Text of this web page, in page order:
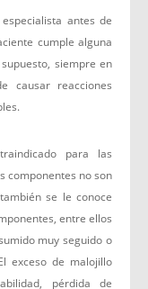
antes de
cumple alguna
siempre en
causar reacciones
para las
componentes no son
se le conoce
entre ellos
muy seguido o
exceso de malojillo
pérdida de